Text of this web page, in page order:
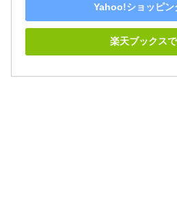
Yahoo!ショッピン
楽天ブックス